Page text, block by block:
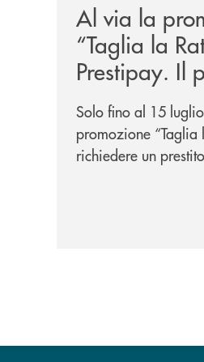
Al via la
“Taglia la
Prestipay. Il
personale
per te!
Solo fino al 15
promozione “Taglia
richiedere un